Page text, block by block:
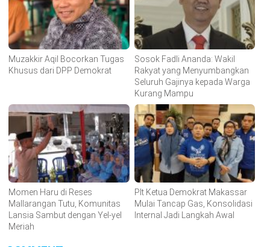
Muzakkir Aqil Bocorkan Tugas
Khusus dari DPP Demokrat
Sosok Fadli Ananda: Wakil
Rakyat yang Menyumbangkan
Seluruh Gajinya kepada Warga
Kurang Mampu
Momen Haru di Reses
Mallarangan Tutu, Komunitas
Lansia Sambut dengan Yel-yel
Meriah
Plt Ketua Demokrat Makassar
Mulai Tancap Gas, Konsolidasi
Internal Jadi Langkah Awal